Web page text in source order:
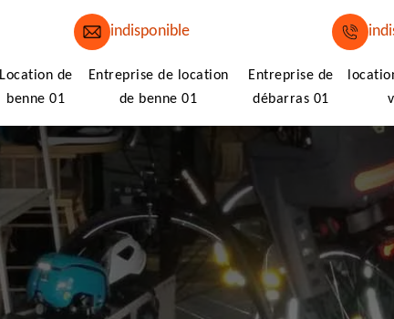
indisponible
Location de
benne 01
Entreprise de location
de benne 01
Entreprise de
débarras 01